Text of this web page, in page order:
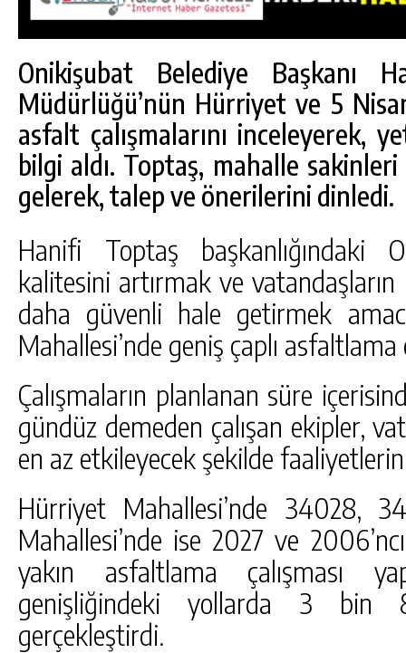
Onikişubat Belediye Başkanı
Müdürlüğü’nün Hürriyet ve 5
asfalt çalışmalarını inceleyerek,
bilgi aldı. Toptaş, mahalle
gelerek, talep ve önerilerini dinledi.
Hanifi Toptaş başkanlığındaki
kalitesini artırmak ve vatandaşların
daha güvenli hale getirmek
Mahallesi’nde geniş çaplı asfaltlama
Çalışmaların planlanan süre
gündüz demeden çalışan ekipler,
en az etkileyecek şekilde
Hürriyet Mahallesi’nde 34028,
Mahallesi’nde ise 2027 ve
yakın asfaltlama çalışması
genişliğindeki yollarda 3
gerçekleştirdi.
GÜNLÜK HABER AKIŞI
GÖKSUN HAFIZLIK KIZ KUR’AN KURSU
ÖĞRENCILERINE DARENDE GEZISI.